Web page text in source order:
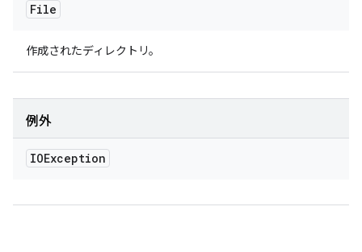
File
作成されたディレクトリ。
例外
IOException